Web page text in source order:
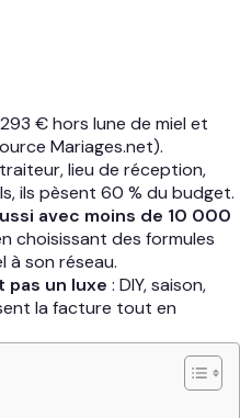
293 € hors lune de miel et
Mariages.net).
lieu de réception,
ils pèsent 60 % du budget.
avec moins de 10 000
choisissant des formules
à son réseau.
pas un luxe : DIY, saison,
la facture tout en